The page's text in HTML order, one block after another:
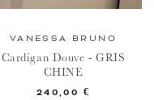
VANESSA BRUNO
Cardigan Douve - GRIS
CHINE
Prix
240,00 €